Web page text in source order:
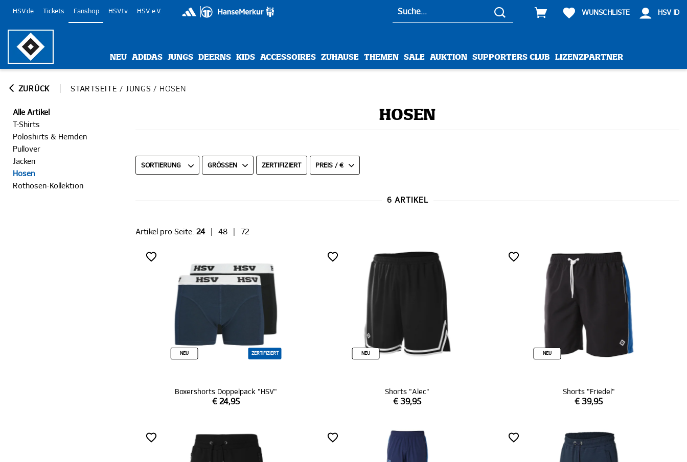
HSV.de Tickets Fanshop HSV.tv HSV e.V. WUNSCHLISTE HSV ID
NEU ADIDAS JUNGS DEERNS KIDS ACCESSOIRES ZUHAUSE THEMEN SALE AUKTION SUPPORTERS CLUB LIZENZPARTNER
ZURÜCK STARTSEITE / JUNGS / HOSEN
Alle Artikel
T-Shirts
Poloshirts & Hemden
Pullover
Jacken
Hosen
Rothosen-Kollektion
HOSEN
SORTIERUNG GRÖSSEN ZERTIFIZIERT PREIS / €
6 ARTIKEL
Artikel pro Seite: 24 48 72
NEU ZERTIFIZIERT
Boxershorts Doppelpack "HSV"
€ 24,95
NEU
Shorts "Alec"
€ 39,95
NEU
Shorts "Friedel"
€ 39,95